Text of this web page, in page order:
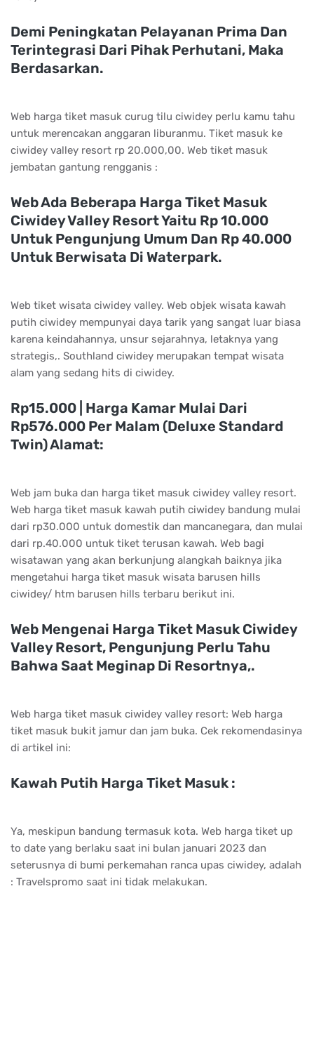
Demi Peningkatan Pelayanan Prima Dan
Terintegrasi Dari Pihak Perhutani, Maka
Berdasarkan.
Web harga tiket masuk curug tilu ciwidey perlu kamu tahu
untuk merencakan anggaran liburanmu. Tiket masuk ke
ciwidey valley resort rp 20.000,00. Web tiket masuk
jembatan gantung rengganis :
Web Ada Beberapa Harga Tiket Masuk
Ciwidey Valley Resort Yaitu Rp 10.000
Untuk Pengunjung Umum Dan Rp 40.000
Untuk Berwisata Di Waterpark.
Web tiket wisata ciwidey valley. Web objek wisata kawah
putih ciwidey mempunyai daya tarik yang sangat luar biasa
karena keindahannya, unsur sejarahnya, letaknya yang
strategis,. Southland ciwidey merupakan tempat wisata
alam yang sedang hits di ciwidey.
Rp15.000 | Harga Kamar Mulai Dari
Rp576.000 Per Malam (Deluxe Standard
Twin) Alamat:
Web jam buka dan harga tiket masuk ciwidey valley resort.
Web harga tiket masuk kawah putih ciwidey bandung mulai
dari rp30.000 untuk domestik dan mancanegara, dan mulai
dari rp.40.000 untuk tiket terusan kawah. Web bagi
wisatawan yang akan berkunjung alangkah baiknya jika
mengetahui harga tiket masuk wisata barusen hills
ciwidey/ htm barusen hills terbaru berikut ini.
Web Mengenai Harga Tiket Masuk Ciwidey
Valley Resort, Pengunjung Perlu Tahu
Bahwa Saat Meginap Di Resortnya,.
Web harga tiket masuk ciwidey valley resort: Web harga
tiket masuk bukit jamur dan jam buka. Cek rekomendasinya
di artikel ini:
Kawah Putih Harga Tiket Masuk :
Ya, meskipun bandung termasuk kota. Web harga tiket up
to date yang berlaku saat ini bulan januari 2023 dan
seterusnya di bumi perkemahan ranca upas ciwidey, adalah
: Travelspromo saat ini tidak melakukan.